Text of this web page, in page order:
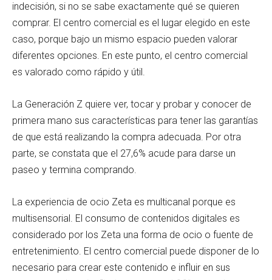
indecisión, si no se sabe exactamente qué se quieren
comprar. El centro comercial es el lugar elegido en este
caso, porque bajo un mismo espacio pueden valorar
diferentes opciones. En este punto, el centro comercial
es valorado como rápido y útil.
La Generación Z quiere ver, tocar y probar y conocer de
primera mano sus características para tener las garantías
de que está realizando la compra adecuada. Por otra
parte, se constata que el 27,6% acude para darse un
paseo y termina comprando.
La experiencia de ocio Zeta es multicanal porque es
multisensorial. El consumo de contenidos digitales es
considerado por los Zeta una forma de ocio o fuente de
entretenimiento. El centro comercial puede disponer de lo
necesario para crear este contenido e influir en sus